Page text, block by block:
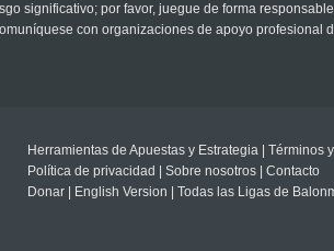
significativo; por favor, juegue de forma
con organizaciones de apoyo profesional
Herramientas de Apuestas y Estrategia
Términos
Política de privacidad
Sobre nosotros
Contacto
Donar
English Version Todas las Ligas de